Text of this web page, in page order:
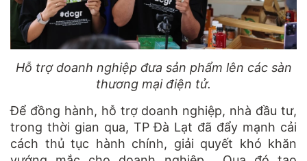
Hỗ trợ doanh nghiệp đưa sản phẩm lên các sàn
thương mại điện tử.
Để đồng hành, hỗ trợ doanh nghiệp, nhà đầu tư,
trong thời gian qua, TP Đà Lạt đã đẩy mạnh cải
cách thủ tục hành chính, giải quyết khó khăn